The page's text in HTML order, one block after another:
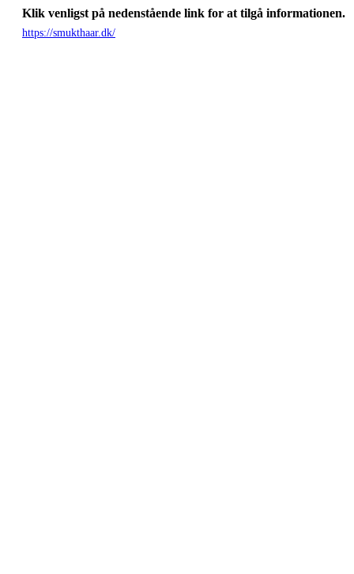
Klik venligst på nedenstående link for at tilgå informationen.
https://smukthaar.dk/